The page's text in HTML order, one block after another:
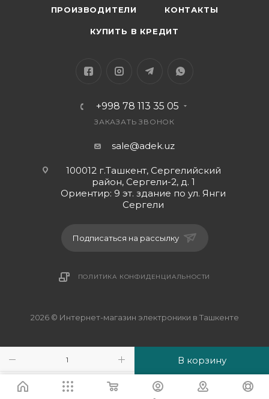
В корзину
концах кабеля.
кабеля для расположения аудиоустройства на
При выборе удлинителя AUX 10 метров
разъемов, чтобы обеспечить хорошую передачу
звука и надежное соединение.
ПРОИЗВОДИТЕЛИ КОНТАКТЫ
КУПИТЬ В КРЕДИТ
+998 78 113 35 05
ЗАКАЗАТЬ ЗВОНОК
sale@adek.uz
100012 г.Ташкент, Сергелийский
район, Сергели-2, д. 1
Ориентир: 9 эт. здание по ул. Янги
Сергели
Подписаться на рассылку
ПОЛИТИКА КОНФИДЕНЦИАЛЬНОСТИ
2026 © Интернет-магазин электроники в Ташкенте